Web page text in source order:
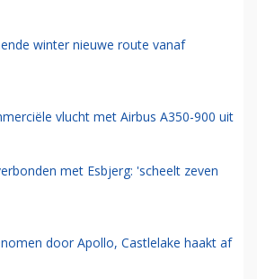
winter nieuwe route vanaf
vlucht met Airbus A350-900 uit
met Esbjerg: 'scheelt zeven
door Apollo, Castlelake haakt af